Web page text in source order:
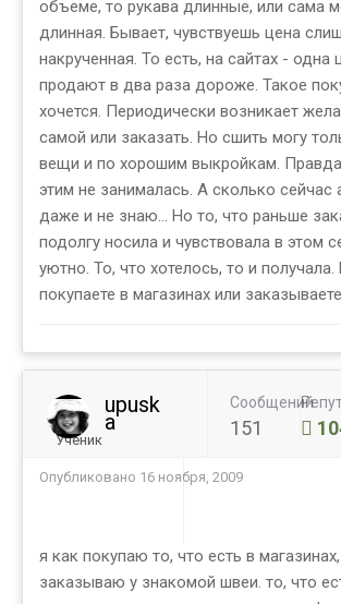
объеме, то рукава длинные, или сама
длинная. Бывает, чувствуешь цена
накрученная. То есть, на сайтах - одна
продают в два раза дороже. Такое
хочется. Периодически возникает
самой или заказать. Но сшить могу
вещи и по хорошим выкройкам.
этим не занималась. А сколько сейчас
даже и не знаю... Но то, что раньше
подолгу носила и чувствовала в этом
уютно. То, что хотелось, то и
покупаете в магазинах или
upusk
a
Ученик
Сообщений
151
Опубликовано 16 ноября, 2009
я как покупаю то, что есть в
заказываю у знакомой швеи. то, что